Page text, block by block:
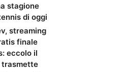
stagione
di oggi
streaming
finale
eccolo il
trasmette